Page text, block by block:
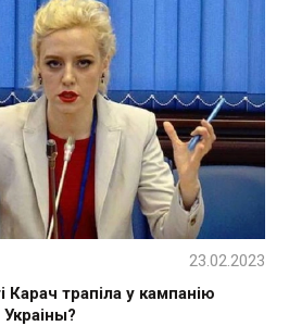
Карач трапіла у кампанію
Украіны?
23.02.2023